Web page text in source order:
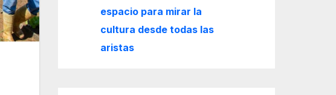
espacio para mirar la
cultura desde todas las
aristas